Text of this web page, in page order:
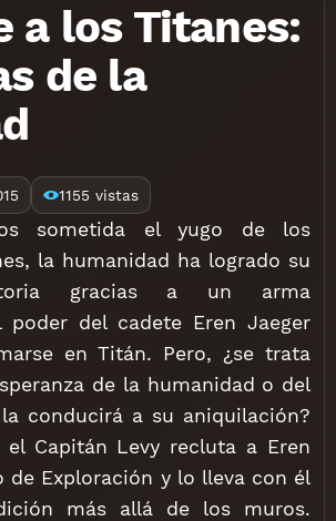
a los Titanes:
de la
1155 vistas
sometida el yugo de los
la humanidad ha logrado su
gracias a un arma
poder del cadete Eren Jaeger
en Titán. Pero, ¿se trata
de la humanidad o del
conducirá a su aniquilación?
Capitán Levy recluta a Eren
de Exploración y lo lleva con él
más allá de los muros.